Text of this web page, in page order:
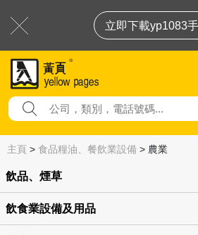
立即下載yp1083
主頁 > 食品糧油、餐飲業設備 > 農業
飲品、煙草
飲食業設備及用品